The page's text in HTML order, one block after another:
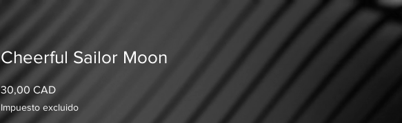
Cheerful Sailor Moon
30,00 CADPrecio
Impuesto excluido